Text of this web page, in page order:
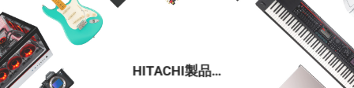
HITACHI製品…